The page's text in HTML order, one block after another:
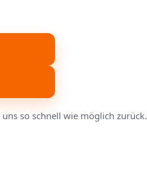
so schnell wie möglich zurück.